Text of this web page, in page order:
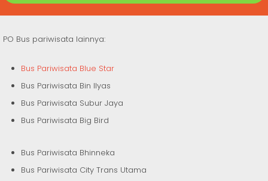
PO Bus pariwisata lainnya:
Bus Pariwisata Blue Star
Bus Pariwisata Bin Ilyas
Bus Pariwisata Subur Jaya
Bus Pariwisata Big Bird
Bus Pariwisata Bhinneka
Bus Pariwisata City Trans Utama